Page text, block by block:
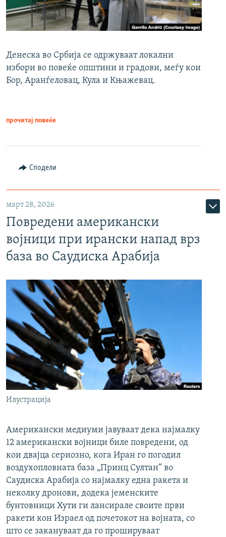
Денеска во Србија се одржуваат локални
избори во повеќе општини и градови, меѓу кои
Бор, Аранѓеловац, Кула и Књажевац.
прочитај повеќе
Сподели
март 28, 2026
Повредени американски
војници при ирански напад врз
база во Саудиска Арабија
Илустрација
Американски медиуми јавуваат дека најмалку
12 американски војници биле повредени, од
кои двајца сериозно, кога Иран го погодил
воздухопловната база „Принц Султан“ во
Саудиска Арабија со најмалку една ракета и
неколку дронови, додека јеменските
бунтовници Хути ги лансирале своите први
ракети кон Израел од почетокот на војната, со
што се закануваат да го прошируваат